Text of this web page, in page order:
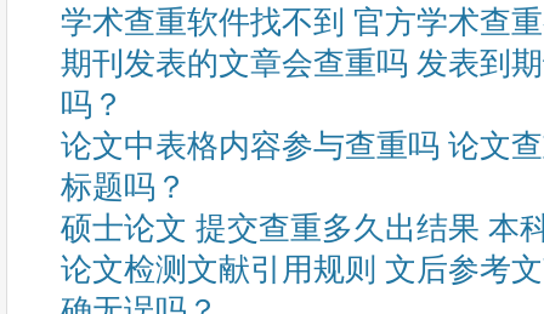
学术查重软件找不到 官方学术查
期刊发表的文章会查重吗 发表到
吗？
论文中表格内容参与查重吗 论文
标题吗？
硕士论文 提交查重多久出结果 本
论文检测文献引用规则 文后参考